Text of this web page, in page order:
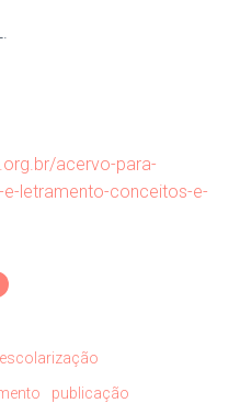
acervo-para-
letramento-conceitos-e-
escolarização
publicação